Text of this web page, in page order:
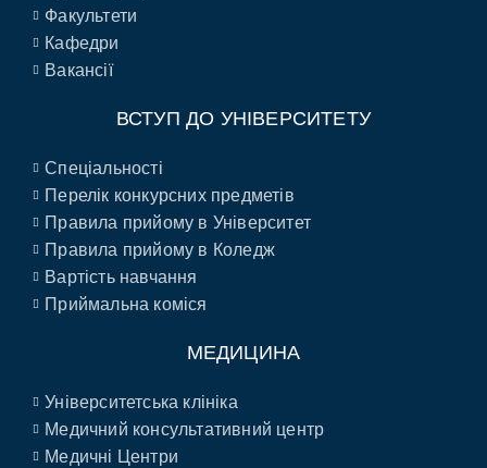
Факультети
Кафедри
Вакансії
ВСТУП ДО УНІВЕРСИТЕТУ
Спеціальності
Перелік конкурсних предметів
Правила прийому в Університет
Правила прийому в Коледж
Вартість навчання
Приймальна коміся
МЕДИЦИНА
Університетська клініка
Медичний консультативний центр
Медичні Центри